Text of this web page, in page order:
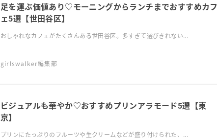
足を運ぶ価値あり♡モーニングからランチまでおすすめカフ
ェ5選【世田谷区】
おしゃれなカフェがたくさんある世田谷区。多すぎて選びきれない...
girlswalker編集部
ビジュアルも華やか♡おすすめプリンアラモード5選【東
京】
プリンにたっぷりのフルーツや生クリームなどが盛り付けられた、...